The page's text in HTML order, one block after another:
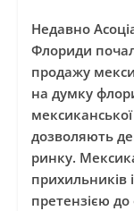
Недавно
Флориди
продажу
на думку
дозволяють
ринку.
прихильників
претензією